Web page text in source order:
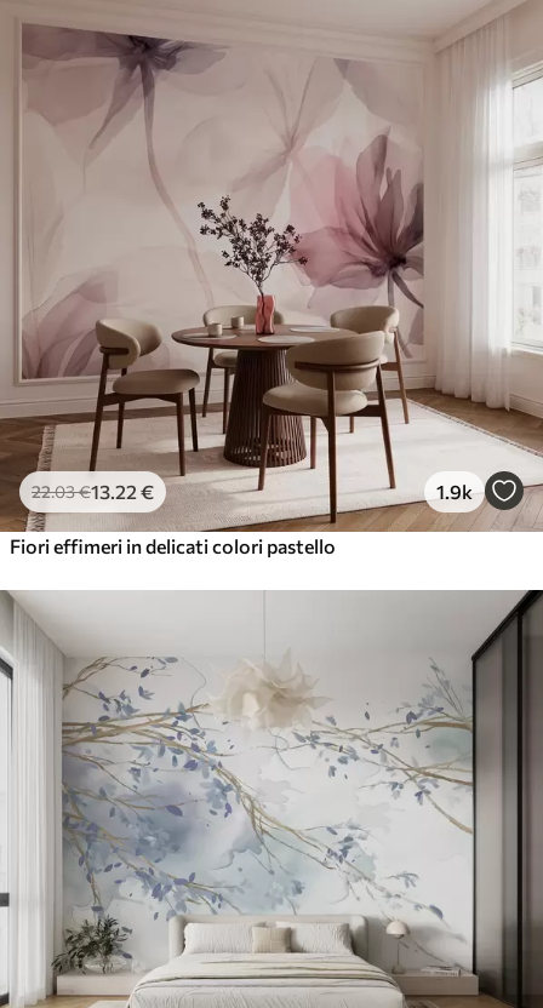
22.03€13 .22 € 1.9k
Fiori effimeri in delicati colori pastello